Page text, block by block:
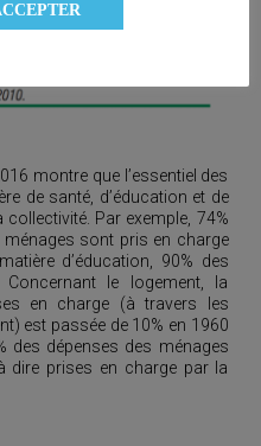
montre que l’essentiel des
de santé, d’éducation et de
Par exemple, 74%
sont pris en charge
d’éducation, 90% des
Concernant le logement, la
en charge (à travers les
est passée de 10% en 1960
des dépenses des ménages
dire prises en charge par la